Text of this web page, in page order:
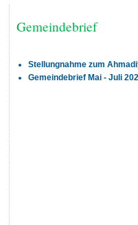
Gemeindebrief
Stellungnahme zum
Gemeindebrief Mai - Juli